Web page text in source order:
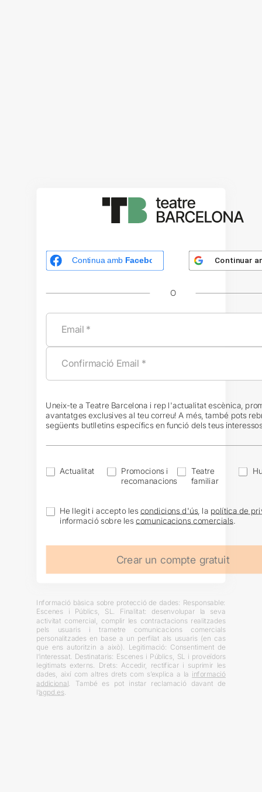
Continua amb Facebook Continuar
O
Uneix-te a Teatre Barcelona i rep l'actualitat escènica,
avantatges exclusives al teu correu! A més, també pots
següents butlletins específics en funció dels teus
Actualitat
Promocions i
recomanacions
Teatre
familiar
He llegit i accepto lescondicions d'ús, la política de
informació sobre lescomunicacions comercials.
Crear un compte gratuit
Informació bàsica sobre protecció de dades: Responsable:
Escenes i Públics, SL. Finalitat: desenvolupar la seva
activitat comercial, complir les contractacions realitzades
pels usuaris i trametre comunicacions comercials
personalitzades en base a un perfilat als usuaris (en cas
que ens autoritzin a això). Legitimació: Consentiment de
l’interessat. Destinataris: Escenes i Públics, SL i proveïdors
legitimats externs. Drets: Accedir, rectificar i suprimir les
dades, així com altres drets com s’explica a la informació
addicional . També es pot instar reclamació davant de
l’agpd.es.